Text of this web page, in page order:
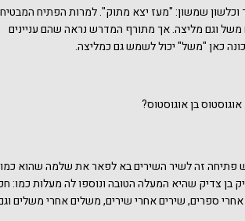
וכלשון שמשון: "מעז יצא מתוק". למרות הפתיח
וגם מליצה. אך מתורף המדרש נראה שהם עניינים
כאן "משל" יכול לשמש גם כמליצה.
בן אוגוסטוס?
פתיחה זה לשיר השירים בא לפאר את שלמה שהוא
בן צדיק שהיא המעלה הטובה ונוספו לה מעלות כמו:
ספרים, שירים אחרי שירים, משלים אחרי משלים